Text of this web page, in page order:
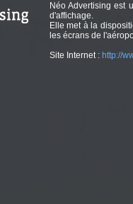
Néo Advertising est
d'affichage.
Elle met à la
les écrans de
Site Internet : http://